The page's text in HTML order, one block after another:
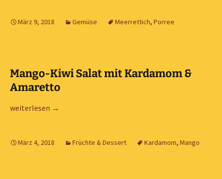
März 9, 2018 Gemüse Meerrettich, Porree
Mango-Kiwi Salat mit Kardamom &
Amaretto
Mango-Kiwi Salat mit Kardamom & Amaretto
weiterlesen →
März 4, 2018 Früchte & Dessert Kardamom, Mango